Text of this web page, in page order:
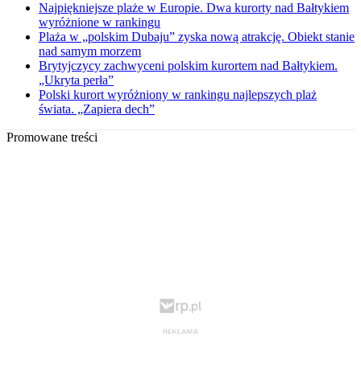
Najpiękniejsze plaże w Europie. Dwa kurorty nad Bałtykiem
wyróżnione w rankingu
Plaża w „polskim Dubaju” zyska nową atrakcję. Obiekt stanie
nad samym morzem
Brytyjczycy zachwyceni polskim kurortem nad Bałtykiem.
„Ukryta perła”
Polski kurort wyróżniony w rankingu najlepszych plaż
świata. „Zapiera dech”
Promowane treści